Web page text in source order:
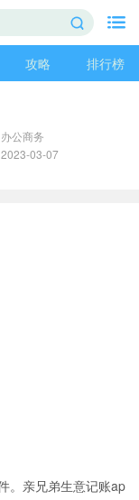
攻略 排行榜
公商务
03-07
。亲兄弟生意记账ap